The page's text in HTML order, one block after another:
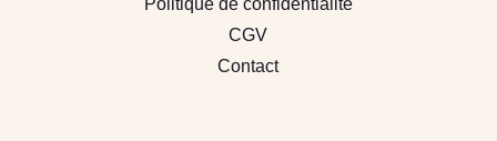
Politique de confidentialité
CGV
Contact